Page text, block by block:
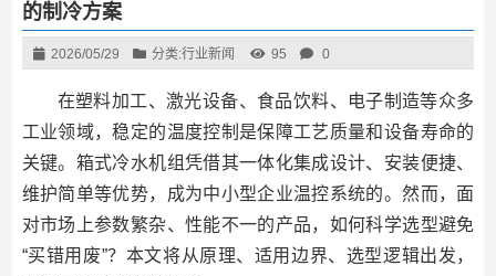
的制冷方案
2026/05/29 分类:行业新闻 95 0
在塑料加工、激光设备、食品饮料、电子制造等众多
工业领域，稳定的温度控制是保障工艺质量和设备寿命的
关键。箱式冷水机组凭借其一体化集成设计、安装便捷、
维护简单等优势，成为中小型企业温控系统的。然而，面
对市场上参数繁杂、性能不一的产品，如何科学选型避免
“买错用废”？本文将从原理、适用边界、选型逻辑出发，